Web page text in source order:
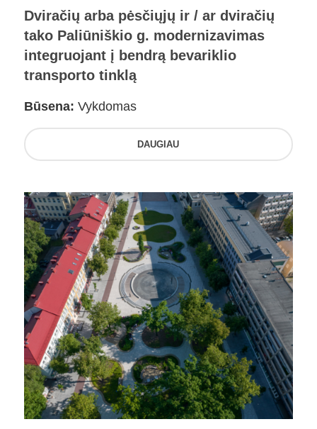
Dviračių arba pėsčiųjų ir / ar dviračių
tako Paliūniškio g. modernizavimas
integruojant į bendrą bevariklio
transporto tinklą
Būsena: Vykdomas
DAUGIAU